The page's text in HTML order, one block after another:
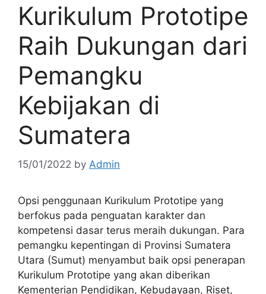
Kurikulum Prototipe
Raih Dukungan dari
Pemangku
Kebijakan di
Sumatera
15/01/2022 by Admin
Opsi penggunaan Kurikulum Prototipe yang
berfokus pada penguatan karakter dan
kompetensi dasar terus meraih dukungan. Para
pemangku kepentingan di Provinsi Sumatera
Utara (Sumut) menyambut baik opsi penerapan
Kurikulum Prototipe yang akan diberikan
Kementerian Pendidikan, Kebudayaan, Riset,